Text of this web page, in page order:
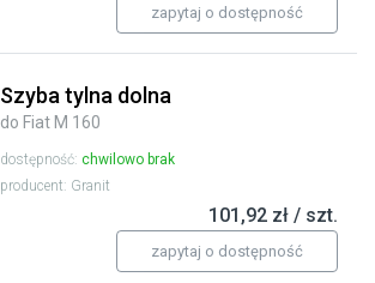
zapytaj o dostępność
Szyba tylna dolna
do Fiat M 160
dostępność: chwilowo brak
producent: Granit
101,92 zł / szt.
zapytaj o dostępność